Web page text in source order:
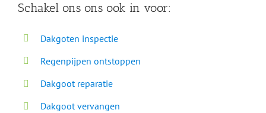
Schakel ons ons ook in voor:
Dakgoten inspectie
Regenpijpen ontstoppen
Dakgoot reparatie
Dakgoot vervangen